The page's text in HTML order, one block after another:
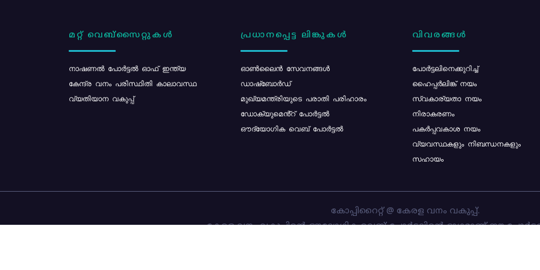
മറ്റ് വെബ്സൈറ്റുകൾ
നാഷണൽ പോർട്ടൽ ഓഫ് ഇന്ത്യ
കേന്ദ്ര വനം പരിസ്ഥിതി കാലാവസ്ഥ
വ്യതിയാന വകുപ്പ്
പ്രധാനപ്പെട്ട ലിങ്കുകൾ
ഓൺലൈൻ സേവനങ്ങൾ
ഡാഷ്ബോർഡ്
മുഖ്യമന്ത്രിയുടെ പരാതി പരിഹാരം
ഡോക്യുമെൻ്റ് പോർട്ടൽ
ഔദ്യോഗിക വെബ് പോർട്ടൽ
വിവരങ്ങൾ
പോര്‍ട്ടലിനെക്കുറിച്ച്
ഹൈപ്പർലിങ്ക് നയം
സ്വകാര്യതാ നയം
നിരാകരണം
പകർപ്പവകാശ നയം
വ്യവസ്ഥകളും നിബന്ധനകളും
സഹായം
കോപ്പിറൈറ്റ് @ കേരള വനം വകുപ്പ്.
കേരള വനം വകുപ്പിന്റെ ഔദ്യോഗിക വെബ്-പോർട്ടലിന്റെ ഭാഗമാണ് ഈ